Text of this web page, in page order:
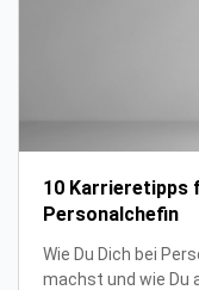
10 Karrieretipps
Personalchefin
Wie Du Dich bei
machst und wie Du